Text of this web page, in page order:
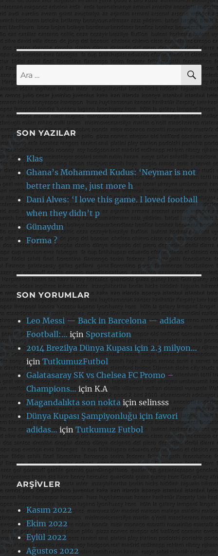
Ara:
SON YAZILAR
Klas
Ghana’s Mohammed Kudus: ‘Neymar is not
better than me, just more h
Dani Alves: ‘I love this game. I loved football
when they didn’t p
Günaydın
Forma ?
SON YORUMLAR
Leo Messi — Back in Barcelona — adidas
Football:… için Sporstation
2014 Brezilya Dünya Kupası için 2.3 milyon…
içinTutkumuzFutbol
Galatasaray SK vs Chelsea FC Promo –
Champions… içinK.A
Magandalıkta son noktaiçinselinsss
Dünya Kupası Şampiyonluğu için favori
adidas… içinTutkumuz Futbol
ARŞIVLER
Kasım 2022
Ekim 2022
Eylül 2022
Ağustos 2022